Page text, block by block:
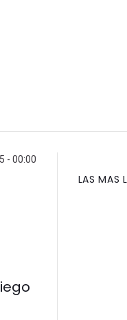
- 00:00
LAS MAS